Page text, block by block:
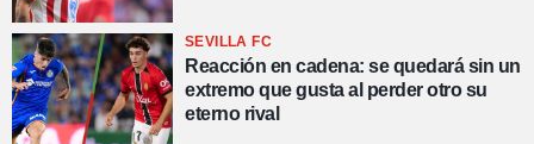
SEVILLA FC
Reacción en cadena: se quedará sin un
extremo que gusta al perder otro su
eterno rival